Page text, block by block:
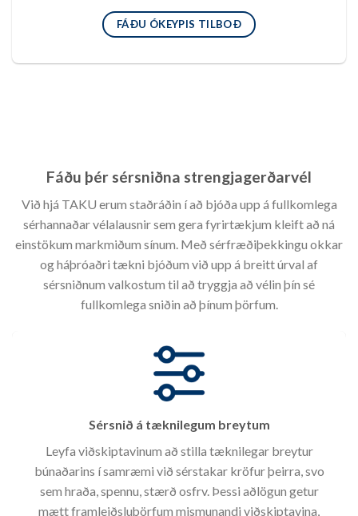
FÁÐU ÓKEYPIS TILBOÐ
Fáðu þér sérsniðna strengjagerðarvél
Við hjá TAKU erum staðráðin í að bjóða upp á fullkomlega
sérhannaðar vélalausnir sem gera fyrirtækjum kleift að ná
einstökum markmiðum sínum. Með sérfræðiþekkingu okkar
og háþróaðri tækni bjóðum við upp á breitt úrval af
sérsniðnum valkostum til að tryggja að vélin þín sé
fullkomlega sniðin að þínum þörfum.
Sérsnið á tæknilegum breytum
Leyfa viðskiptavinum að stilla tæknilegar breytur
búnaðarins í samræmi við sérstakar kröfur þeirra, svo
sem hraða, spennu, stærð osfrv. Þessi aðlögun getur
mætt framleiðsluþörfum mismunandi viðskiptavina,